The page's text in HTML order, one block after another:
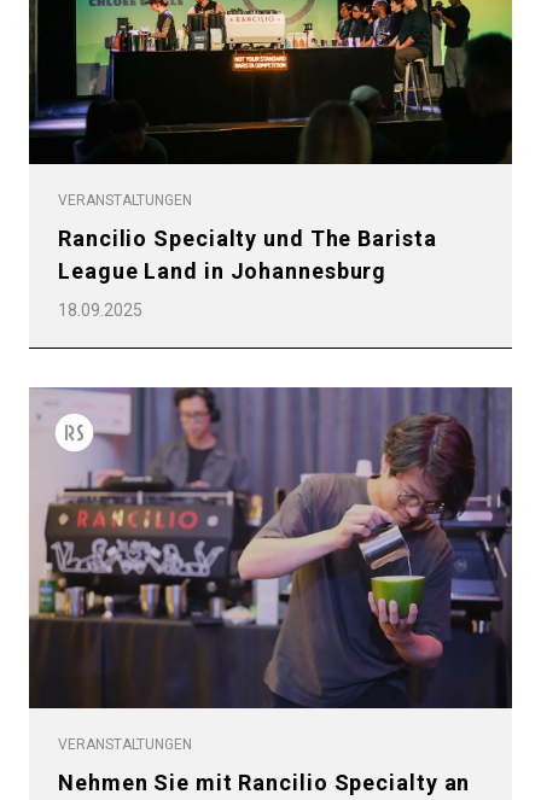
VERANSTALTUNGEN
Rancilio Specialty und The Barista
League Land in Johannesburg
18.09.2025
VERANSTALTUNGEN
Nehmen Sie mit Rancilio Specialty an